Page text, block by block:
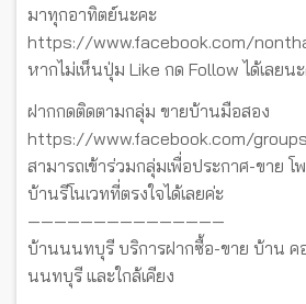
มาทุกอาทิตย์นะคะ
https://www.facebook.com/
หากไม่เห็นปุ่ม Like กด Follow ได้เลยน
ฝากกดติดตามกลุ่ม ขายบ้านมือสอง
https://www.facebook.com/
สามารถเข้าร่วมกลุ่มเพื่อประกาศ-ขาย
บ้านรีโนเวทที่ตรงใจได้เลยค่ะ
———————————————
บ้านนนทบุรี บริการฝากซื้อ-ขาย บ้าน ค
นนทบุรี และใกล้เคียง